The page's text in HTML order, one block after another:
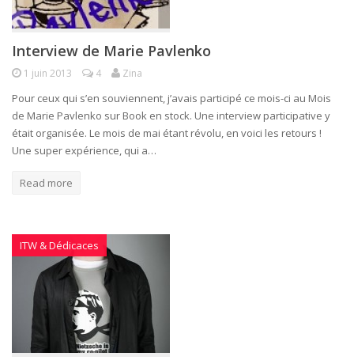
Interview de Marie Pavlenko
1 juin 2013 4 Zina
Pour ceux qui s’en souviennent, j’avais participé ce mois-ci au Mois
de Marie Pavlenko sur Book en stock. Une interview participative y
était organisée. Le mois de mai étant révolu, en voici les retours !
Une super expérience, qui a…
Read more
ITW & Dédicaces